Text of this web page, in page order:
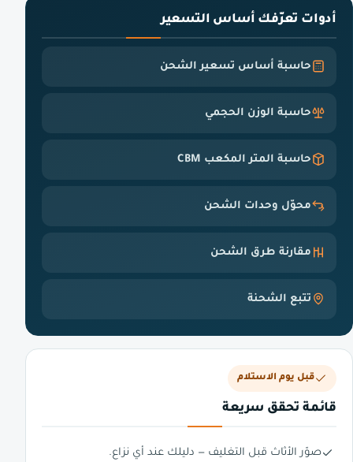
أدوات تعرّفك أساس التسعير
حاسبة أساس تسعير الشحن
حاسبة الوزن الحجمي
حاسبة المتر المكعب CBM
محوّل وحدات الشحن
مقارنة طرق الشحن
تتبع الشحنة
قبل يوم الاستلام
قائمة تحقق سريعة
صوّر الأثاث قبل التغليف — دليلك عند أي نزاع.